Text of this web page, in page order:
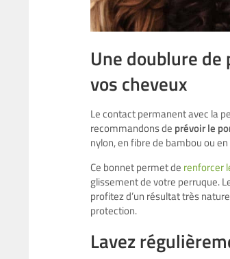
Une doublure
vos cheveux
Le contact permanent avec la
recommandons de prévoir le
nylon, en fibre de bambou ou
Ce bonnet permet de renforcer
glissement de votre perruque.
profitez d’un résultat très
protection.
Lavez